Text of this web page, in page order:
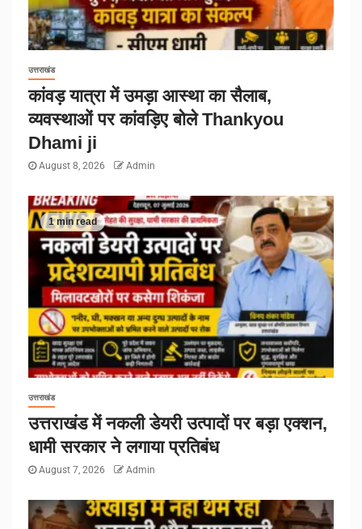
उत्तराखंड
कांवड़ यात्रा में उमड़ा आस्था का सैलाब,
व्यवस्थाओं पर कांवड़िए बोले Thankyou
Dhami ji
August 8, 2026 Admin
1 min read
उत्तराखंड
उत्तराखंड में नकली डेयरी उत्पादों पर बड़ा एक्शन,
धामी सरकार ने लगाया प्रतिबंध
August 7, 2026 Admin